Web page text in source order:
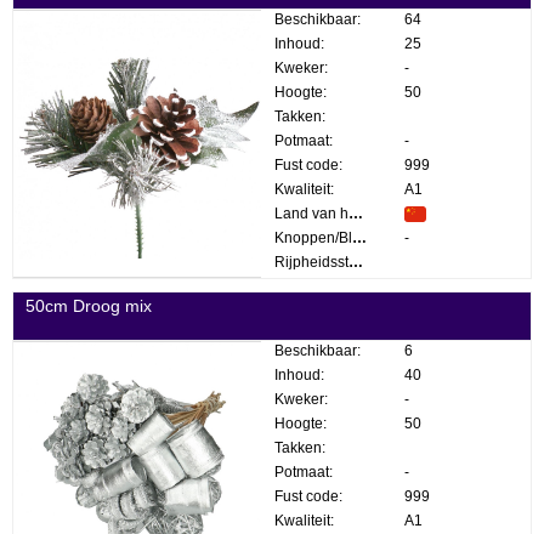
Beschikbaar:
64
Inhoud:
25
Kweker:
-
Hoogte:
50
Takken:
Potmaat:
-
Fust code:
999
Kwaliteit:
A1
Land van herkomst:
Knoppen/Bloemen:
-
Rijpheidsstadium:
50cm Droog mix
Beschikbaar:
6
Inhoud:
40
Kweker:
-
Hoogte:
50
Takken:
Potmaat:
-
Fust code:
999
Kwaliteit:
A1